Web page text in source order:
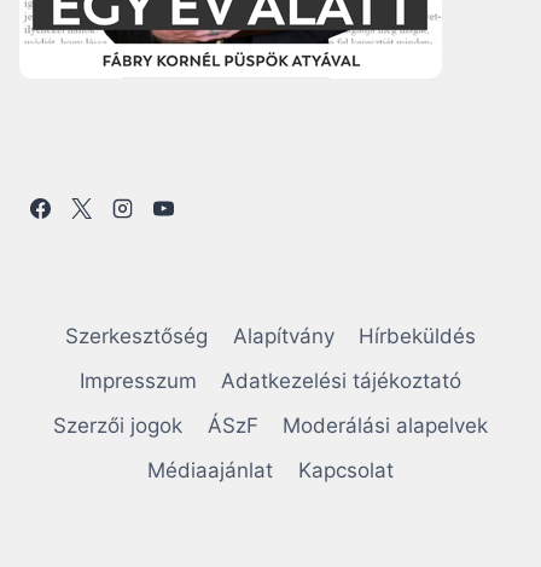
Szerkesztőség Alapítvány
Hírbeküldés
Impresszum
Adatkezelési tájékoztató
Szerzői jogok
ÁSzF
Moderálási alapelvek
Médiaajánlat
Kapcsolat